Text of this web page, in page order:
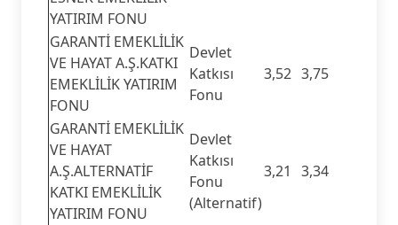
YATIRIM FONU
GARANTİ EMEKLİLİK
VE HAYAT A.Ş.KATKI
EMEKLİLİK YATIRIM
FONU
Devlet
Katkısı
Fonu
3,52 3,75
GARANTİ EMEKLİLİK
VE HAYAT
A.Ş.ALTERNATİF
KATKI EMEKLİLİK
YATIRIM FONU
Devlet
Katkısı
Fonu
(Alternatif)
3,21 3,34